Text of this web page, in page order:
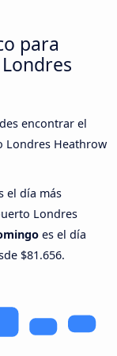
para
encontrar el
Londres Heathrow
el día más
Londres
es el día
$81.656.